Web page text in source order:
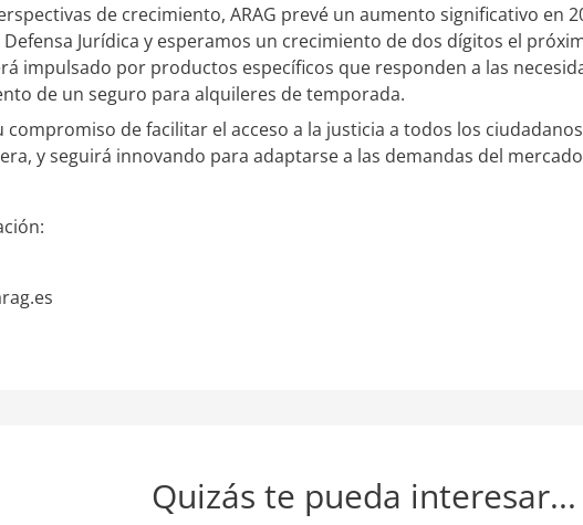
de crecimiento, ARAG prevé un aumento significativo en
Defensa Jurídica y esperamos un crecimiento de dos dígitos el
impulsado por productos específicos que responden a las
de un seguro para alquileres de temporada.
compromiso de facilitar el acceso a la justicia a todos los
y seguirá innovando para adaptarse a las demandas del
Quizás te pueda interesar...